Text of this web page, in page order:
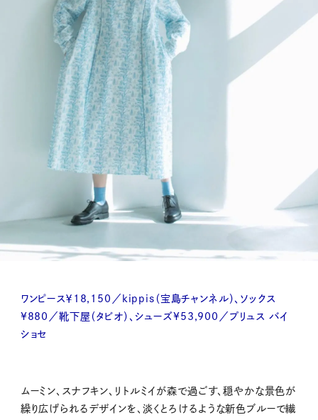
ワンピース￥18,150／kippis（宝島チャンネル）、ソックス
¥880／靴下屋（タビオ）、シューズ¥53,900／プリュス バイ
ショセ
ムーミン、スナフキン、リトルミイが森で過ごす、穏やかな景色が
繰り広げられるデザインを、淡くとろけるような新色ブルーで繊